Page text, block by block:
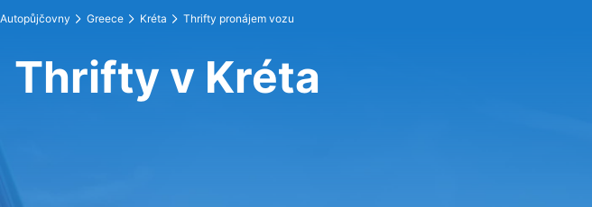
Autopůjčovny Greece Kréta Thrifty pronájem vozu
Thrifty v Kréta